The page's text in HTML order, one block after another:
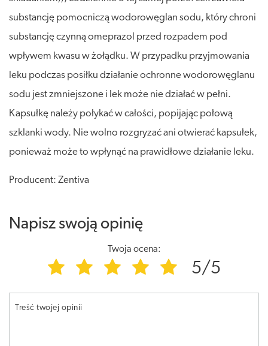
substancję pomocniczą wodorowęglan sodu, który chroni
substancję czynną omeprazol przed rozpadem pod
wpływem kwasu w żołądku. W przypadku przyjmowania
leku podczas posiłku działanie ochronne wodorowęglanu
sodu jest zmniejszone i lek może nie działać w pełni.
Kapsułkę należy połykać w całości, popijając połową
szklanki wody. Nie wolno rozgryzać ani otwierać kapsułek,
ponieważ może to wpłynąć na prawidłowe działanie leku.
Producent: Zentiva
Napisz swoją opinię
Twoja ocena:
5/5
Treść twojej opinii